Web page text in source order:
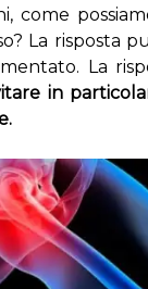
come
La risposta
La
in